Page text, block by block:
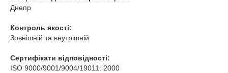
Днепр
Контроль якості:
Зовнішній та внутрішній
Сертифікати відповідності:
ISO 9000/9001/9004/19011: 2000